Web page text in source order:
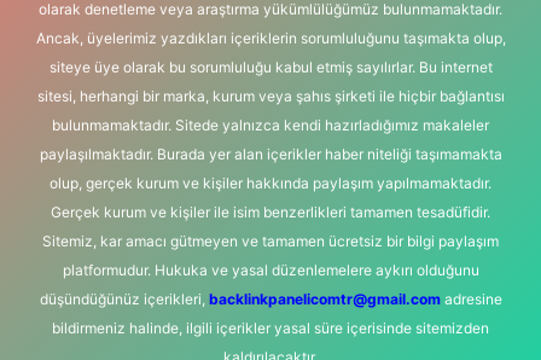
olarak denetleme veya araştırma yükümlülüğümüz bulunmamaktadır.
Ancak, üyelerimiz yazdıkları içeriklerin sorumluluğunu taşımakta olup,
siteye üye olarak bu sorumluluğu kabul etmiş sayılırlar. Bu internet
sitesi, herhangi bir marka, kurum veya şahıs şirketi ile hiçbir bağlantısı
bulunmamaktadır. Sitede yalnızca kendi hazırladığımız makaleler
paylaşılmaktadır. Burada yer alan içerikler haber niteliği taşımamakta
olup, gerçek kurum ve kişiler hakkında paylaşım yapılmamaktadır.
Gerçek kurum ve kişiler ile isim benzerlikleri tamamen tesadüfidir.
Sitemiz, kar amacı gütmeyen ve tamamen ücretsiz bir bilgi paylaşım
platformudur. Hukuka ve yasal düzenlemelere aykırı olduğunu
düşündüğünüz içerikleri, backlinkpanelicomtr@gmail.comadresine
bildirmeniz halinde, ilgili içerikler yasal süre içerisinde sitemizden